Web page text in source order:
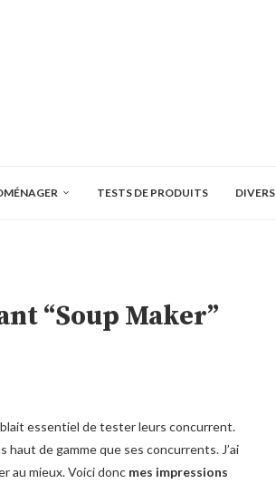
TESTS DE PRODUITS DIVERS
“Soup Maker”
essentiel de tester leurs concurrent.
haut de gamme que ses concurrents. J’ai
au mieux. Voici donc mes impressions